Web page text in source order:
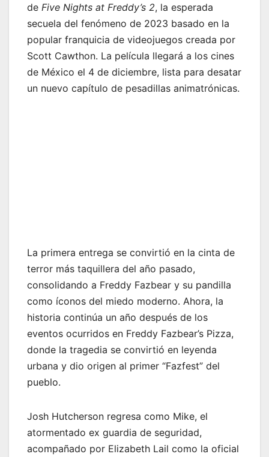
de Five Nights at Freddy’s 2, la esperada
secuela del fenómeno de 2023 basado en la
popular franquicia de videojuegos creada por
Scott Cawthon. La película llegará a los cines
de México el 4 de diciembre, lista para desatar
un nuevo capítulo de pesadillas animatrónicas.
La primera entrega se convirtió en la cinta de
terror más taquillera del año pasado,
consolidando a Freddy Fazbear y su pandilla
como íconos del miedo moderno. Ahora, la
historia continúa un año después de los
eventos ocurridos en Freddy Fazbear’s Pizza,
donde la tragedia se convirtió en leyenda
urbana y dio origen al primer “Fazfest” del
pueblo.
Josh Hutcherson regresa como Mike, el
atormentado ex guardia de seguridad,
acompañado por Elizabeth Lail como la oficial